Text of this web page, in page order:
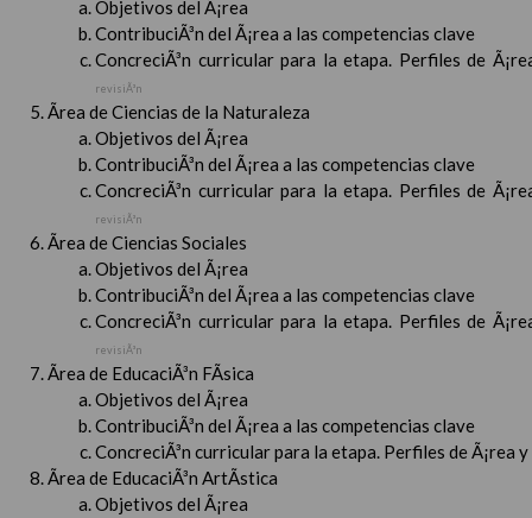
Objetivos del Ã¡rea
ContribuciÃ³n del Ã¡rea a las competencias clave
ConcreciÃ³n curricular para la etapa. Perfiles de
revisiÃ³n
Ãrea de Ciencias de la Naturaleza
Objetivos del Ã¡rea
ContribuciÃ³n del Ã¡rea a las competencias clave
ConcreciÃ³n curricular para la etapa. Perfiles de
revisiÃ³n
Ãrea de Ciencias Sociales
Objetivos del Ã¡rea
ContribuciÃ³n del Ã¡rea a las competencias clave
ConcreciÃ³n curricular para la etapa. Perfiles de
revisiÃ³n
Ãrea de EducaciÃ³n FÃ­sica
Objetivos del Ã¡rea
ContribuciÃ³n del Ã¡rea a las competencias clave
ConcreciÃ³n curricular para la etapa. Perfiles de Ã¡rea
Ãrea de EducaciÃ³n ArtÃ­stica
Objetivos del Ã¡rea